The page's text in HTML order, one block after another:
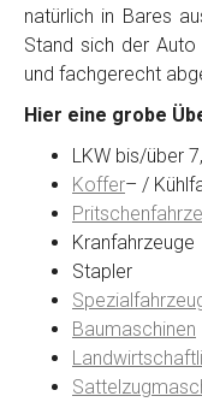
Marke*
Baujahr
Getriebe
natürlich in Bares
Stand sich der
und fachgerecht
Hier eine grobe
LKW bis/über
Koffer– /
Kranfahrzeuge
Stapler
Baumaschinen